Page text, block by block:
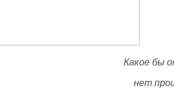
Какое бы
нет